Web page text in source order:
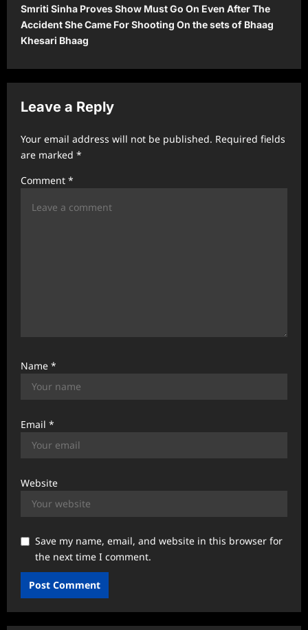
n
a
g
t
i
o
Smriti Sinha Proves Show Must Go On Even After The
Accident She Came For Shooting On the sets of Bhaag
Khesari Bhaag
Leave a Reply
Your email address will not be published. Required fields
are marked *
Comment *
Name *
Email *
Website
Save my name, email, and website in this browser for
the next time I comment.